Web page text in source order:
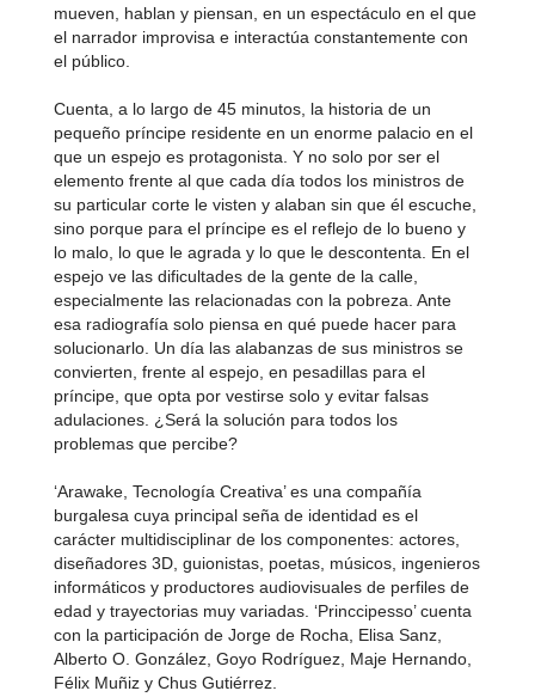
mueven, hablan y piensan, en un espectáculo en el que
el narrador improvisa e interactúa constantemente con
el público.
Cuenta, a lo largo de 45 minutos, la historia de un
pequeño príncipe residente en un enorme palacio en el
que un espejo es protagonista. Y no solo por ser el
elemento frente al que cada día todos los ministros de
su particular corte le visten y alaban sin que él escuche,
sino porque para el príncipe es el reflejo de lo bueno y
lo malo, lo que le agrada y lo que le descontenta. En el
espejo ve las dificultades de la gente de la calle,
especialmente las relacionadas con la pobreza. Ante
esa radiografía solo piensa en qué puede hacer para
solucionarlo. Un día las alabanzas de sus ministros se
convierten, frente al espejo, en pesadillas para el
príncipe, que opta por vestirse solo y evitar falsas
adulaciones. ¿Será la solución para todos los
problemas que percibe?
‘Arawake, Tecnología Creativa’ es una compañía
burgalesa cuya principal seña de identidad es el
carácter multidisciplinar de los componentes: actores,
diseñadores 3D, guionistas, poetas, músicos, ingenieros
informáticos y productores audiovisuales de perfiles de
edad y trayectorias muy variadas. ‘Princcipesso’ cuenta
con la participación de Jorge de Rocha, Elisa Sanz,
Alberto O. González, Goyo Rodríguez, Maje Hernando,
Félix Muñiz y Chus Gutiérrez.